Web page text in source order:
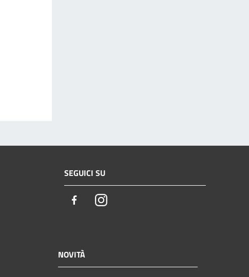
SEGUICI SU
FacebookInstagram
NOVITÀ